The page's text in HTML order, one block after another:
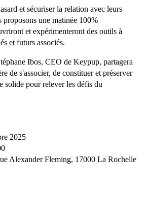
et sécuriser la relation avec leurs
proposons une matinée 100%
et expérimenteront des outils à
et futurs associés.
Ibos, CEO de Keypup, partagera
de s'associer, de constituer et préserver
solide pour relever les défis du
2025
Alexander Fleming, 17000 La Rochelle